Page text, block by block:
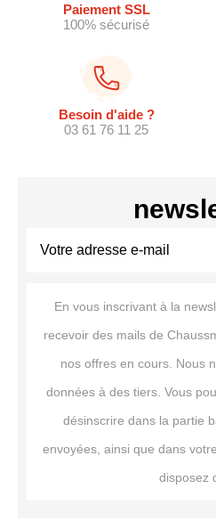
Paiement SSL
100% sécurisé
Besoin d'aide ?
03 61 76 11 25
En vous inscrivant à la
recevoir des mails de
nos offres en cours. Nous
données à des tiers. Vous
désinscrire dans la partie
envoyées, ainsi que dans
disposez